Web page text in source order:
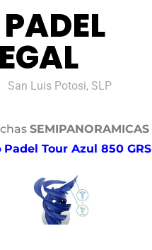
San Luis Potosi, SLP
SEMIPANORAMICAS
Padel Tour Azul 850 GRS